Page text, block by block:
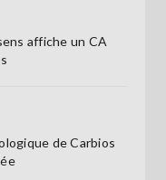
affiche un CA
de Carbios